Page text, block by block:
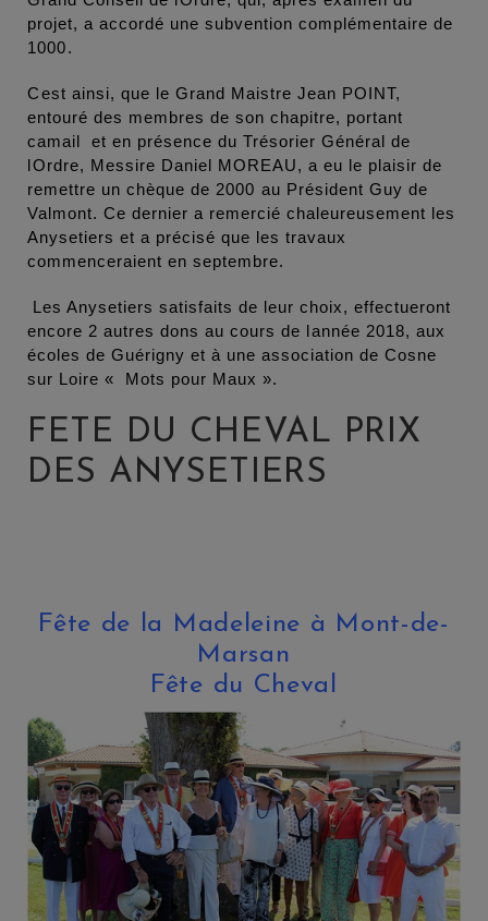
projet, a accordé une subvention complémentaire de
1000.
Cest ainsi, que le Grand Maistre Jean POINT,
entouré des membres de son chapitre, portant
camail et en présence du Trésorier Général de
lOrdre, Messire Daniel MOREAU, a eu le plaisir de
remettre un chèque de 2000 au Président Guy de
Valmont. Ce dernier a remercié chaleureusement les
Anysetiers et a précisé que les travaux
commenceraient en septembre.
Les Anysetiers satisfaits de leur choix, effectueront
encore 2 autres dons au cours de lannée 2018, aux
écoles de Guérigny et à une association de Cosne
sur Loire « Mots pour Maux ».
FETE DU CHEVAL PRIX
DES ANYSETIERS
Fête de la Madeleine à Mont-de-
Marsan
Fête du Cheval